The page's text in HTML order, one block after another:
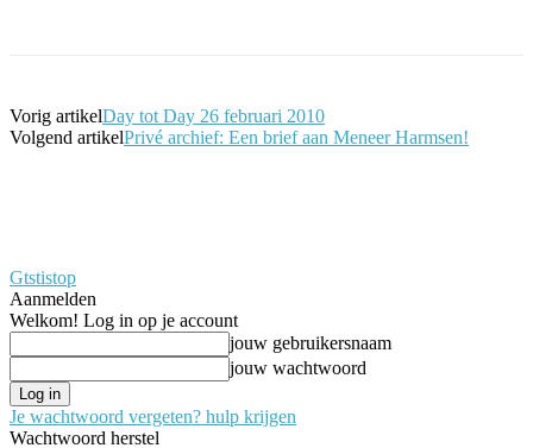
Vorig artikelDay tot Day 26 februari 2010
Volgend artikelPrivé archief: Een brief aan Meneer Harmsen!
Gtstistop
Aanmelden
Welkom! Log in op je account
jouw gebruikersnaam
jouw wachtwoord
Je wachtwoord vergeten? hulp krijgen
Wachtwoord herstel